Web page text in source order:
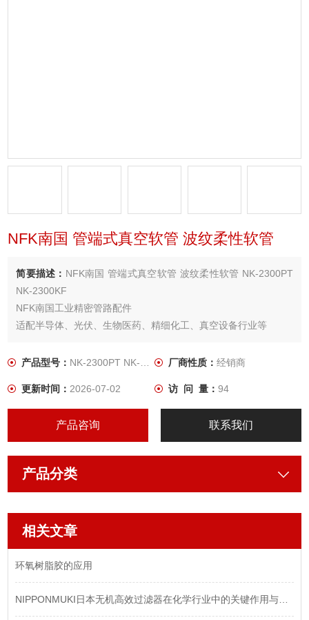
NFK南国 管端式真空软管 波纹柔性软管
简要描述： NFK南国 管端式真空软管 波纹柔性软管 NK-2300PT
NK-2300KF
NFK南国工业精密管路配件
适配半导体、光伏、生物医药、精细化工、真空设备行业等
定制
产品型号： NK-2300PT NK-2300KF 厂商性质： 经销商
更新时间：2026-07-02 访 问 量： 94
产品咨询 联系我们
产品分类
相关文章
环氧树脂胶的应用
NIPPONMUKI日本无机高效过滤器在化学行业中的关键作用与选型指南